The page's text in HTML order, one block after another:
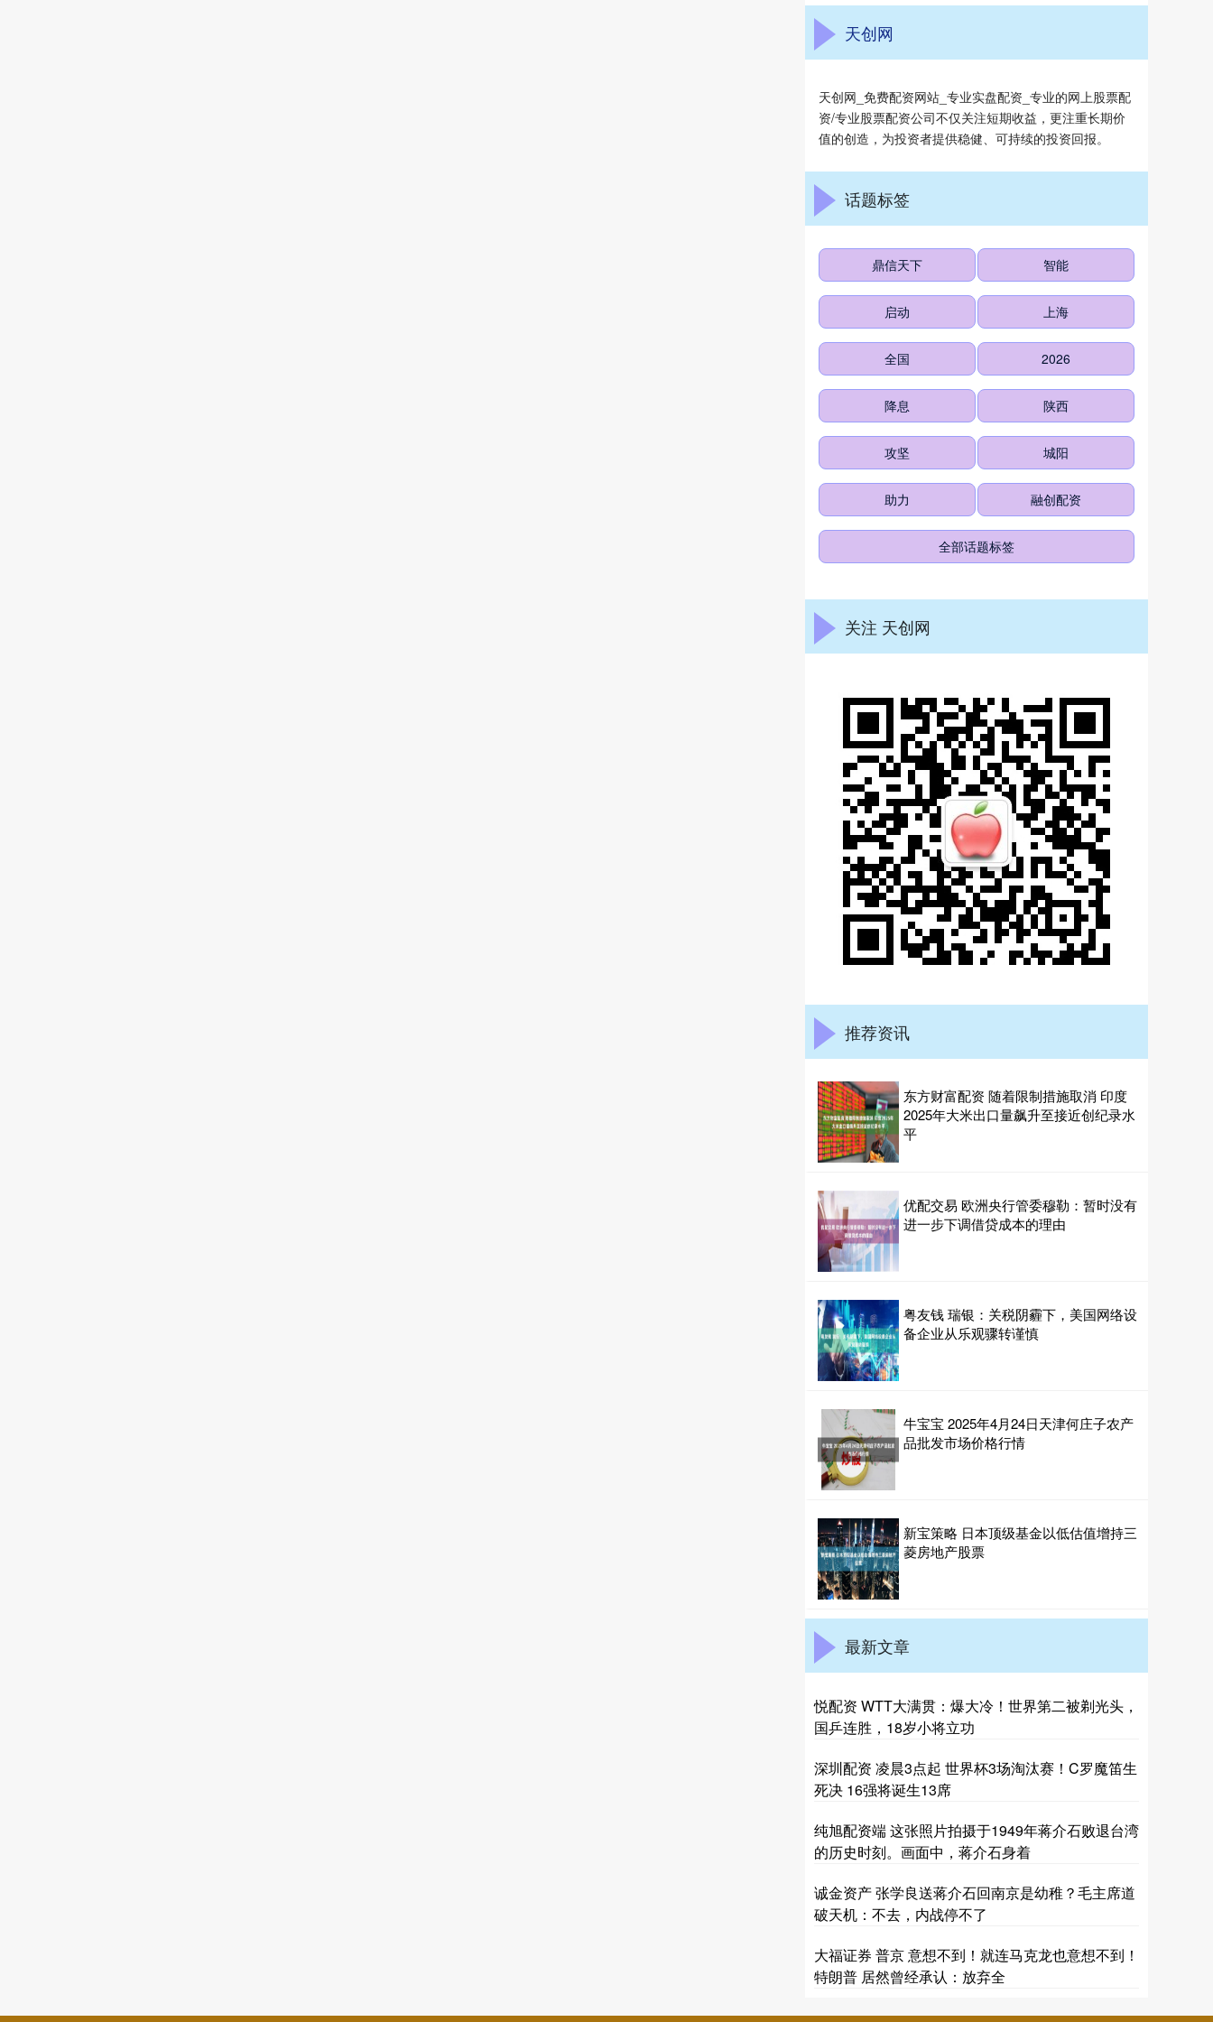
天创网
天创网_免费配资网站_专业实盘配资_专业的网上股票配
资/专业股票配资公司不仅关注短期收益，更注重长期价
值的创造，为投资者提供稳健、可持续的投资回报。
话题标签
鼎信天下 智能
启动 上海
全国 2026
降息 陕西
攻坚 城阳
助力 融创配资
全部话题标签
关注 天创网
推荐资讯
东方财富配资 随着限制措施取消 印度
2025年大米出口量飙升至接近创纪录水
平
优配交易 欧洲央行管委穆勒：暂时没有
进一步下调借贷成本的理由
粤友钱 瑞银：关税阴霾下，美国网络设
备企业从乐观骤转谨慎
牛宝宝 2025年4月24日天津何庄子农产
品批发市场价格行情
新宝策略 日本顶级基金以低估值增持三
菱房地产股票
最新文章
悦配资 WTT大满贯：爆大冷！世界第二被剃光头，
国乒连胜，18岁小将立功
深圳配资 凌晨3点起 世界杯3场淘汰赛！C罗魔笛生
死决 16强将诞生13席
纯旭配资端 这张照片拍摄于1949年蒋介石败退台湾
的历史时刻。画面中，蒋介石身着
诚金资产 张学良送蒋介石回南京是幼稚？毛主席道
破天机：不去，内战停不了
大福证券 普京 意想不到！就连马克龙也意想不到！
特朗普 居然曾经承认：放弃全